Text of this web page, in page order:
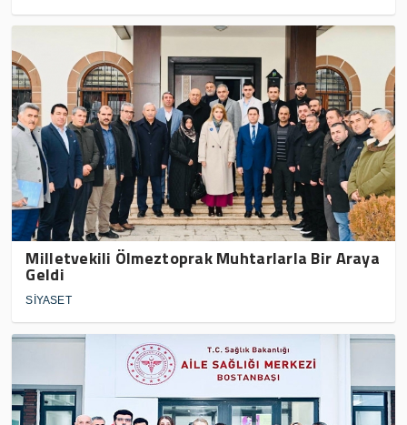
Milletvekili Ölmeztoprak Muhtarlarla Bir Araya
Geldi
SİYASET